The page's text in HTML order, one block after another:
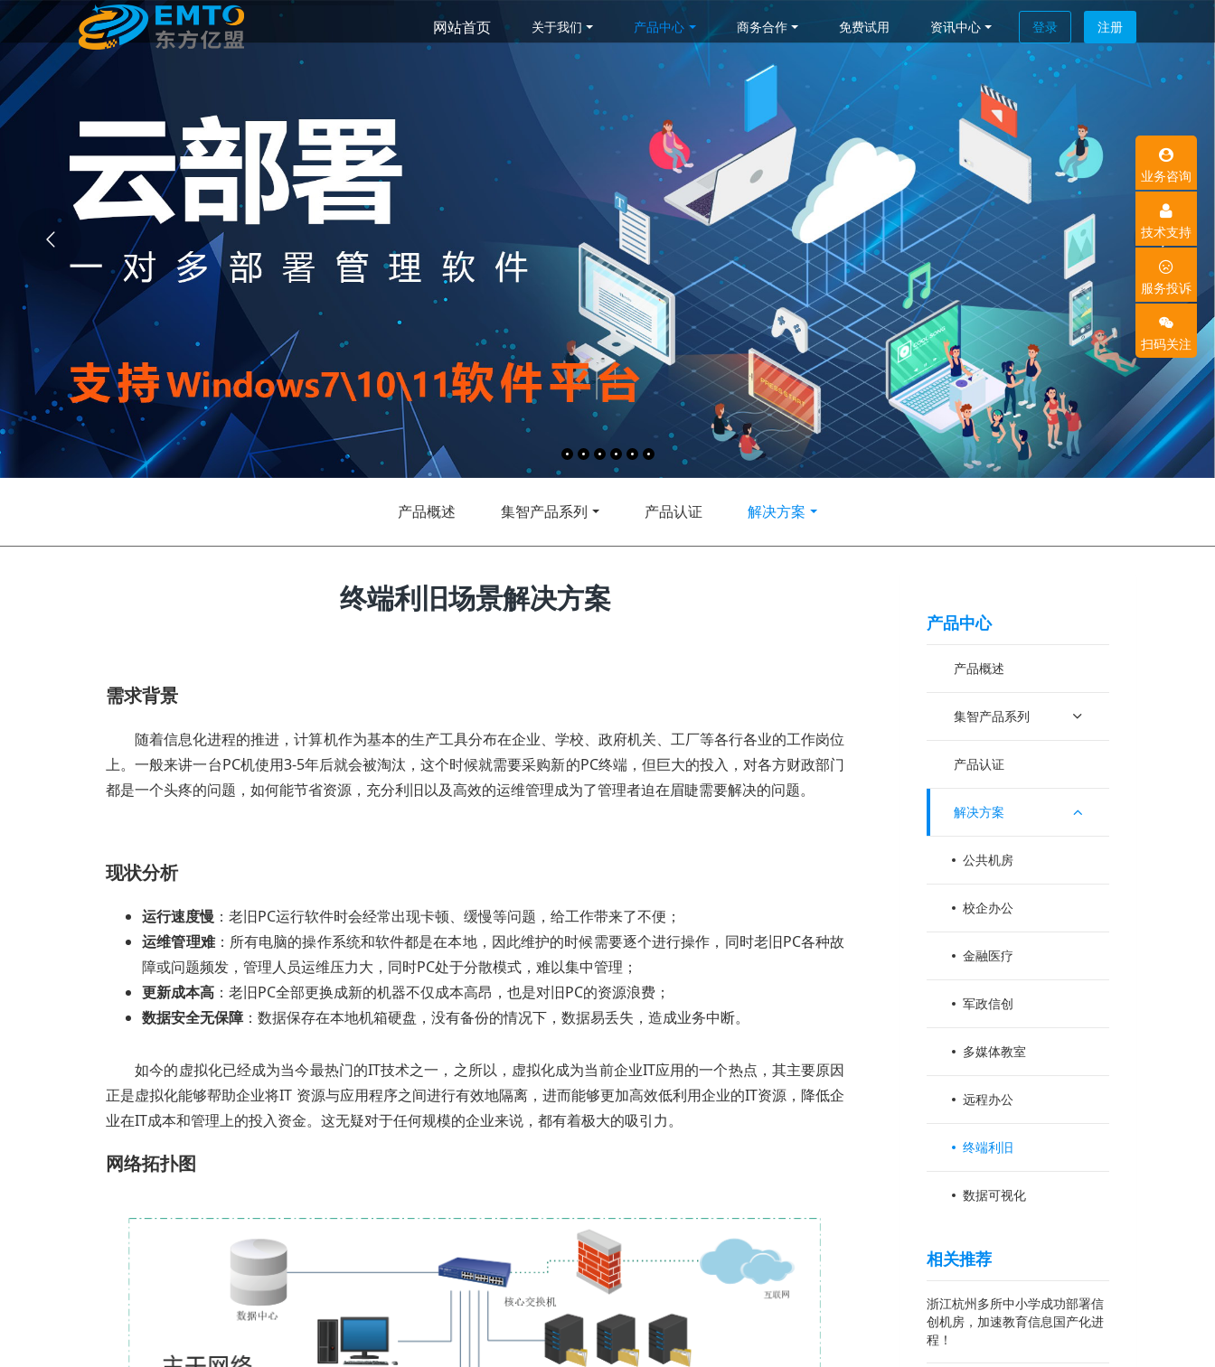
登录 注册
网站首页 关于我们 产品中心 商务合作 免费试用 资讯中心
产品概述 集智产品系列 产品认证 解决方案
终端利旧场景解决方案
需求背景
随着信息化进程的推进，计算机作为基本的生产工具分布在企业、学校、政府机关、工厂等各行各业的工作岗位
上。一般来讲一台PC机使用3-5年后就会被淘汰，这个时候就需要采购新的PC终端，但巨大的投入，对各方财政部门
都是一个头疼的问题，如何能节省资源，充分利旧以及高效的运维管理成为了管理者迫在眉睫需要解决的问题。
现状分析
运行速度慢 ：老旧PC运行软件时会经常出现卡顿、缓慢等问题，给工作带来了不便；
运维管理难：所有电脑的操作系统和软件都是在本地，因此维护的时候需要逐个进行操作，同时老旧PC各种故
障或问题频发，管理人员运维压力大，同时PC处于分散模式，难以集中管理；
更新成本高 ：老旧PC全部更换成新的机器不仅成本高昂，也是对旧PC的资源浪费；
数据安全无保障 ：数据保存在本地机箱硬盘，没有备份的情况下，数据易丢失，造成业务中断。
如今的虚拟化已经成为当今最热门的IT技术之一，之所以，虚拟化成为当前企业IT应用的一个热点，其主要原因
正是虚拟化能够帮助企业将IT 资源与应用程序之间进行有效地隔离，进而能够更加高效低利用企业的IT资源，降低企
业在IT成本和管理上的投入资金。这无疑对于任何规模的企业来说，都有着极大的吸引力。
网络拓扑图
产品中心
产品概述
集智产品系列
产品认证
解决方案
公共机房
校企办公
金融医疗
军政信创
多媒体教室
远程办公
终端利旧
数据可视化
相关推荐
浙江杭州多所中小学成功部署信
创机房，加速教育信息国产化进
程！
业务咨询
技术支持
服务投诉
扫码关注